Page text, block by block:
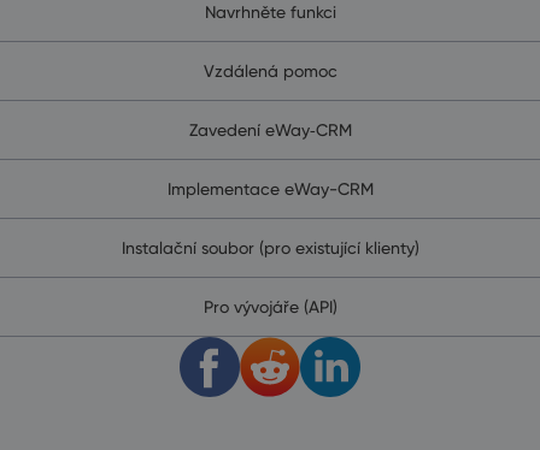
Navrhněte funkci
Vzdálená pomoc
Zavedení eWay‑CRM
Implementace eWay-CRM
Instalační soubor (pro existující klienty)
Pro vývojáře (API)